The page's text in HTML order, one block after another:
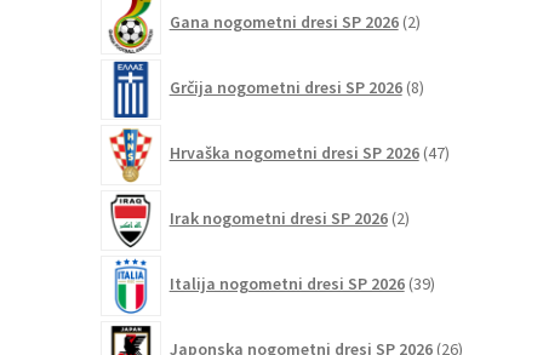
Gana nogometni dresi SP 2026 2izdelka
Grčija nogometni dresi SP 2026 8izdelkov
Hrvaška nogometni dresi SP 2026 47izdelkov
Irak nogometni dresi SP 2026 2izdelka
Italija nogometni dresi SP 2026 39izdelkov
Japonska nogometni dresi SP 2026 26